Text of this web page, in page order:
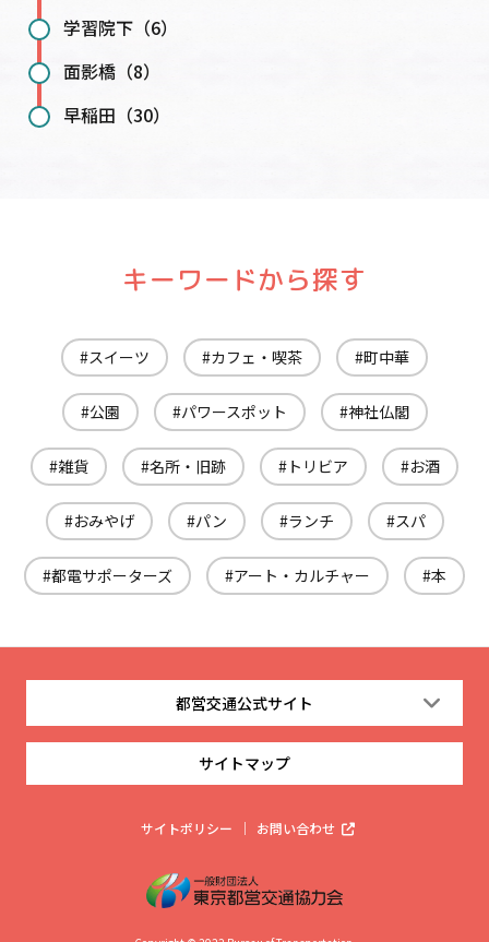
学習院下（6）
面影橋（8）
早稲田（30）
キーワードから探す
スイーツ カフェ・喫茶 町中華
公園 パワースポット 神社仏閣
雑貨 名所・旧跡 トリビア お酒
おみやげ パン ランチ スパ
都電サポーターズ アート・カルチャー 本
都営交通公式サイト
サイトマップ
サイトポリシー お問い合わせ